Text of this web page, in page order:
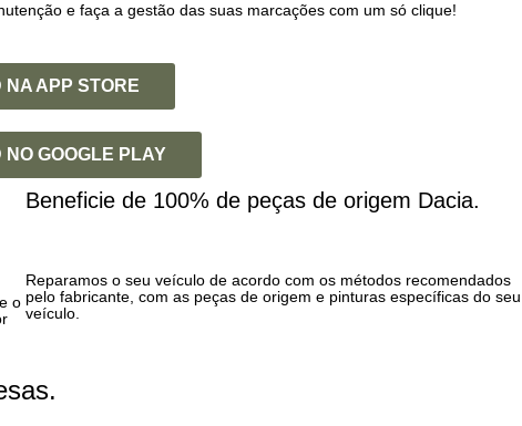
e faça a gestão das suas marcações com um só clique!
NA APP STORE
NO GOOGLE PLAY
o
Beneficie de 100% de peças de origem Dacia.
Reparamos o seu veículo de acordo com os métodos recomendados
pelo fabricante, com as peças de origem e pinturas específicas do seu
veículo.